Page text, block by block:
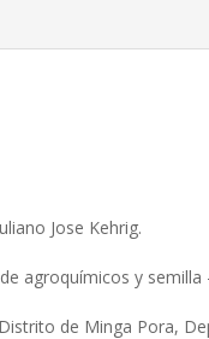
Jose Kehrig.
agroquímicos y semilla
de Minga Pora,